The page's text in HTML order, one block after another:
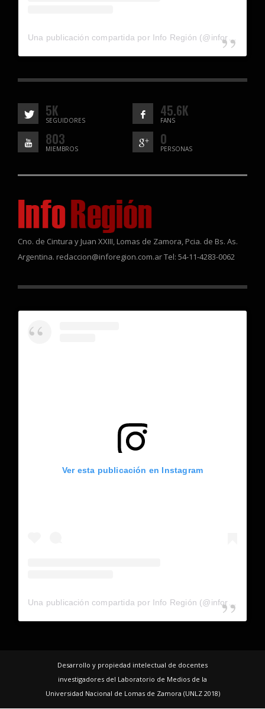
5K
SEGUIDORES
45.6K
FANS
803
MIEMBROS
0
PERSONAS
Cno. de Cintura y Juan XXIII, Lomas de Zamora, Pcia. de Bs. As.
Argentina. redaccion@inforegion.com.ar Tel: 54-11-4283-0062
Ver esta publicación en Instagram
Desarrollo y propiedad intelectual de docentes
investigadores del Laboratorio de Medios de la
Universidad Nacional de Lomas de Zamora (UNLZ 2018)